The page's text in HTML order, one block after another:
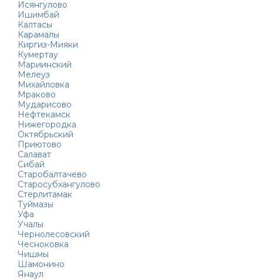
Исянгулово
Ишимбай
Калтасы
Карамалы
Киргиз-Мияки
Кумертау
Мариинский
Мелеуз
Михайловка
Мраково
Мударисово
Нефтекамск
Нижегородка
Октябрьский
Приютово
Салават
Сибай
Старобалтачево
Старосубхангулово
Стерлитамак
Туймазы
Уфа
Учалы
Чернолесовский
Чесноковка
Чишмы
Шамонино
Янаул